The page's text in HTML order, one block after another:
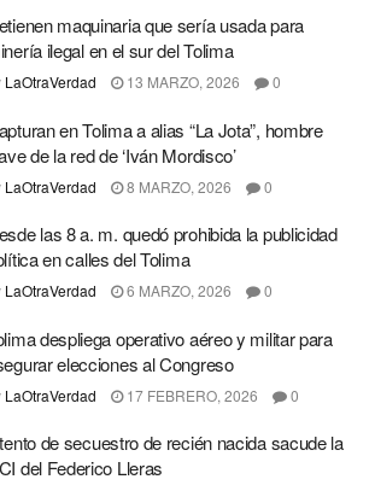
maquinaria que sería usada para
ilegal en el sur del Tolima
LaOtraVerdad 13 MARZO, 2026 0
en Tolima a alias “La Jota”, hombre
de la red de ‘Iván Mordisco’
LaOtraVerdad 8 MARZO, 2026 0
las 8 a. m. quedó prohibida la publicidad
en calles del Tolima
LaOtraVerdad 6 MARZO, 2026 0
despliega operativo aéreo y militar para
elecciones al Congreso
LaOtraVerdad 17 FEBRERO, 2026 0
de secuestro de recién nacida sacude la
del Federico Lleras